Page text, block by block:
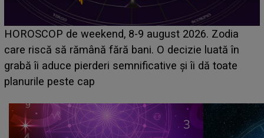
Emanuel a ținut ACEST DETALIU ASCUNS până
acum! În fața Alexandrei, concurentul din Casa Iubirii
face o MĂRTURISIRE NEAȘTEPTATĂ despre mama
sa: "I-am spus și ei în față, eu nu te iubesc pentru